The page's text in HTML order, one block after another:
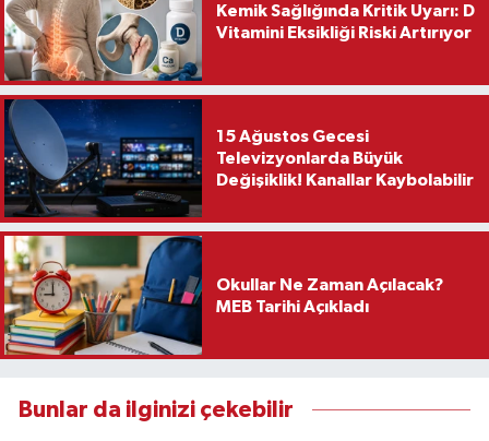
Kemik Sağlığında Kritik Uyarı: D
Vitamini Eksikliği Riski Artırıyor
15 Ağustos Gecesi
Televizyonlarda Büyük
Değişiklik! Kanallar Kaybolabilir
Okullar Ne Zaman Açılacak?
MEB Tarihi Açıkladı
Bunlar da ilginizi çekebilir